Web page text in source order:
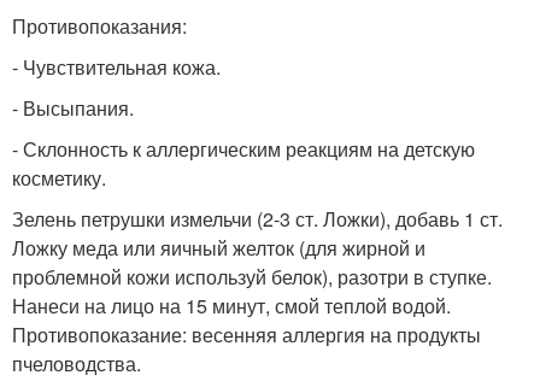
Противопоказания:
- Чувствительная кожа.
- Высыпания.
- Склонность к аллергическим реакциям на детскую
косметику.
Зелень петрушки измельчи (2-3 ст. Ложки), добавь 1 ст.
Ложку меда или яичный желток (для жирной и
проблемной кожи используй белок), разотри в ступке.
Нанеси на лицо на 15 минут, смой теплой водой.
Противопоказание: весенняя аллергия на продукты
пчеловодства.